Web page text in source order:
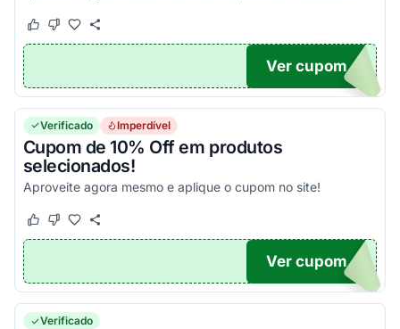
Este cupom funcionou
Este cupom não funcionou
ES20
Ver cupom
Verificado Imperdível
Cupom de 10% Off em produtos
selecionados!
Aproveite agora mesmo e aplique o cupom no site!
Este cupom funcionou
Este cupom não funcionou
TICO
Ver cupom
Verificado